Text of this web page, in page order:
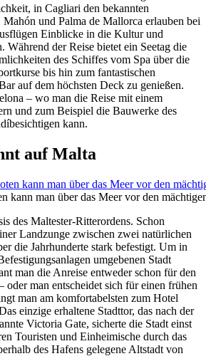
in Cagliari den bekannten
und Palma de Mallorca erlauben bei
Einblicke in die Kultur und
Während der Reise bietet ein Seetag die
des Schiffes vom Spa über die
bis hin zum fantastischen
auf dem höchsten Deck zu genießen.
– wo man die Reise mit einem
und zum Beispiel die Bauwerke des
kann.
auf Malta
kann man über das Meer vor den
des Maltester-Ritterordens. Schon
Landzunge zwischen zwei natürlichen
die Jahrhunderte stark befestigt. Um in
umgebenen Stadt
man die Anreise entweder schon für den
oder man entscheidet sich für einen frühen
man am komfortabelsten zum Hotel
einzige erhaltene Stadttor, das nach der
Victoria Gate, sicherte die Stadt einst
Touristen und Einheimische durch das
des Hafens gelegene Altstadt von